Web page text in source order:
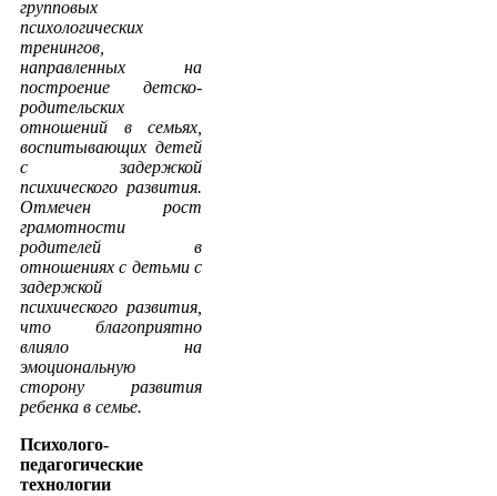
групповых
психологических
тренингов,
направленных на
построение детско-
родительских
отношений в семьях,
воспитывающих детей
с задержкой
психического развития.
Отмечен рост
грамотности
родителей в
отношениях с детьми с
задержкой
психического развития,
что благоприятно
влияло на
эмоциональную
сторону развития
ребенка в семье.
Психолого-
педагогические
технологии